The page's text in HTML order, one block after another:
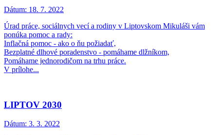
Dátum: 18. 7. 2022
Úrad práce, sociálnych vecí a rodiny v Liptovskom Mikuláši vám
ponúka pomoc a rady:
Inflačná pomoc - ako o ňu požiadať,
Bezplatné dlhové poradenstvo - pomáhame dlžníkom,
Pomáhame jednorodičom na trhu práce.
V prílohe...
LIPTOV 2030
Dátum: 3. 3. 2022